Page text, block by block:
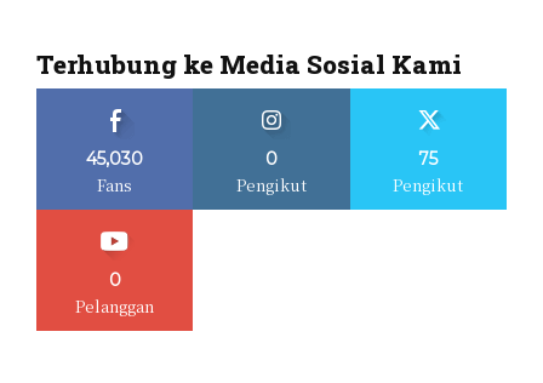
Terhubung ke Media Sosial Kami
45,030
Fans
0
Pengikut
75
Pengikut
0
Pelanggan